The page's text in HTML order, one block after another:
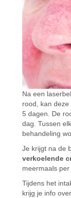
Na een
rood, kan
5 dagen. De
dag. Tussen
behandeling
Je krijgt na de
verkoelende
meermaals
Tijdens het
krijg je info